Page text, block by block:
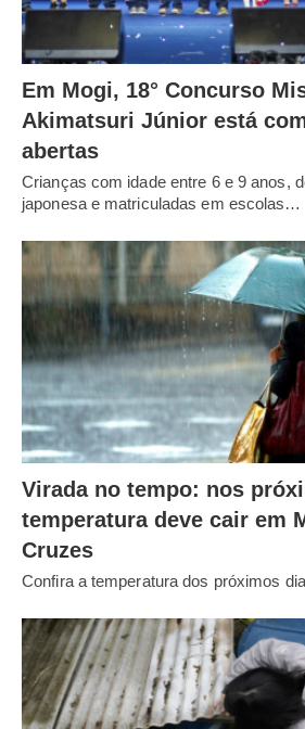
Em Mogi, 18° Concurso
Akimatsuri Júnior está
abertas
Crianças com idade entre 6 e 9 anos,
japonesa e matriculadas em escolas…
Virada no tempo: nos
temperatura deve cair em
Cruzes
Confira a temperatura dos próximos